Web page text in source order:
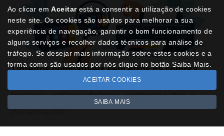
Tinteiros compatíveis sem erros na compra
Saiba como escolher tinteiros compatíveis para a sua
impressora, confirmar referências, rendimento e chips, e
reduzir custos sem perder qualidade final.
Ao clicar emAceitarestá a consentir a utilização de cookies
neste site. Os cookies são usados para melhorar a sua
experiência de navegação, garantir o bom funcionamento de
alguns serviços e recolher dados técnicos para análise de
tráfego. Se desejar mais informação sobre estes cookies e a
forma como são usados por nós clique no botão Saiba Mais.
ACEITAR COOKIES
SAIBA MAIS